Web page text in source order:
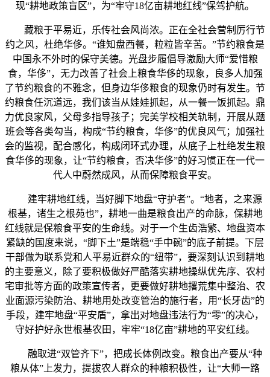
现“耕地政策盲区”，为“牢守18亿亩耕地红线”保驾护航。
藏粮于平易近，乐传社会风尚浓。正在全社会营制厉行节
约之风，杜绝华侈。“谁知盘西餐，粒粒皆辛苦。”节约粮食是
中国永不外时的保守美德。光盘步履倡导激励大师“爱惜粮
食，华侈”，无力改善了社会上粮食华侈的现象，良多人加强
了节约粮食的不雅念，但身边华侈粮食的现象仍时有发生。节
约粮食任沉道远，我们该当从娃娃抓起，从一餐一饭抓起。鼎
力优良家风，父母多指导孩子；完美学校相关轨制，开展从题
班会等各类勾当，构成“节约粮食，华侈”的优良风气；加强社
会的监视，配合感化，构成闭环式办理，从底子上杜绝发生粮
食华侈的现象，让“节约粮食，否决华侈”的好习惯正在一代一
代人中蔚然成风，从而保障粮食平安。
建牢耕地红线，当好脚下地盘“守护者”。“地者，之来源
根基，诸生之根苑也”，耕地一曲是粮食出产的命脉，保耕地
红线就是保粮食平安的生命线。对于一个生齿浩繁、地盘资本
紧缺的国度来说，“脚下土”是端稳“手中碗”的底子前提。下层
干部做为联系党和人平易近群众的“纽带”，要深刻认识到耕地
的主要意义，除了要积极做好严酷落实耕地操纵优先序、农村
宅审批等方面的政策宣传者，更要做好耕地撂荒集中整治、农
业面源污染防治、耕地用处改变管治的施行者，用“长牙齿”的
手段，建牢地盘“平安盾”，拿出对地盘违法行为“零”的决心，
守好护好永世根基农田，牢牢“18亿亩”耕地的平安红线。
融取进“双管齐下”，把成长体例改变。粮食出产要从“种
粮从体”上发力，提拔农人群众的种粮积极性，让“大师一路